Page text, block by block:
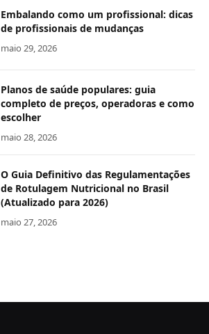
Embalando como um profissional: dicas
de profissionais de mudanças
maio 29, 2026
Planos de saúde populares: guia
completo de preços, operadoras e como
escolher
maio 28, 2026
O Guia Definitivo das Regulamentações
de Rotulagem Nutricional no Brasil
(Atualizado para 2026)
maio 27, 2026